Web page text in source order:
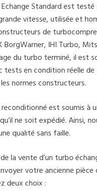
Standard est testé
vitesse, utilisée et
de
BorgWarner, IHI Turbo,
du turbo terminé, il est
tests en condition réelle
normes constructeurs.
est soumis à
ne soit expédié. Ainsi,
qualité sans faille.
la vente d’un turbo
votre ancienne
deux choix :